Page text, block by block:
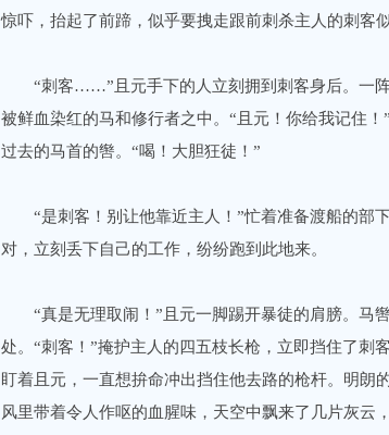
惊吓，抬起了前蹄，似乎要拽走跟前刺杀主人的刺
“刺客……”且元手下的人立刻拥到刺客身后。一阵
被鲜血染红的马和修行者之中。“且元！你给我记住
过去的马首的辔。“喝！大胆狂徒！”
“是刺客！别让他靠近主人！”忙着准备渡船的部
对，立刻丢下自己的工作，纷纷跑到此地来。
“真是无理取闹！”且元一脚踢开暴徒的肩膀。马
处。“刺客！”掩护主人的四五枝长枪，立即挡住了
盯着且元，一直想拚命冲出挡住他去路的枪杆。明朗
风里带着令人作呕的血腥味，天空中飘来了几片灰云